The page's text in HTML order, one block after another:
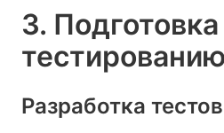
3.
тестированию
Разработка тестов